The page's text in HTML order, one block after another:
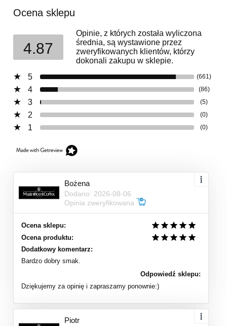
Ocena sklepu
4.87
Opinie, z których została wyliczona
średnia, są wystawione przez
zweryfikowanych klientów, którzy
dokonali zakupu w sklepie.
5
(661)
4 (86)
3 (5)
2 (0)
1 (0)
Bożena
Dodano: 2026-08-06
Opinia zweryfikowana
Ocena sklepu:
Ocena produktu:
Dodatkowy komentarz:
Bardzo dobry smak.
Odpowiedź sklepu:
Dziękujemy za opinię i zapraszamy ponownie:)
Piotr